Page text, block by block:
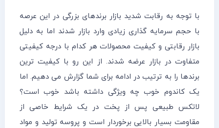
با توجه به رقابت شدید بازار برندهای بزرگی در این عرصه
با حجم سرمایه گذاری زیادی وارد بازار شدند اما به دلیل
بازار رقابتی و کیفیت محصولات هر کدام با درجه کیفیتی
متفاوت در بازار عرضه شدند. از این رو با کیفیت ترین
برندها را به ترتیب در ادامه برای شما گزارش می دهیم. اما
یک کاندوم خوب چه ویژگی داشته باشد خوب است؟
لاتکس طبیعی پس از پخت در یک شرایط خاصی از
مقاومت بسیار بالایی برخوردار است و پروسه تولید و مواد